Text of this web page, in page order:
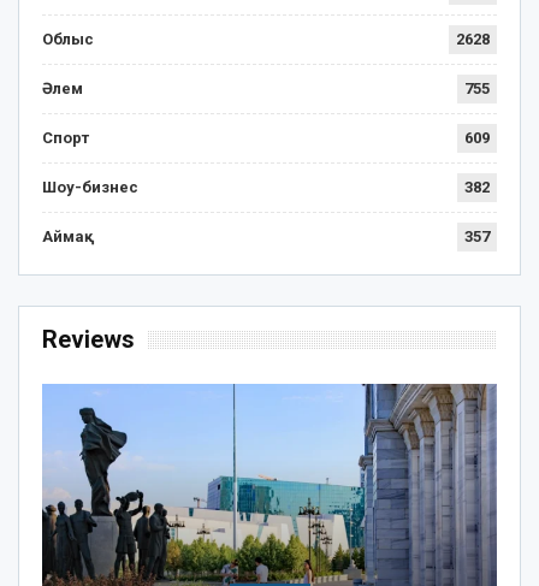
Облыс 2628
Әлем 755
Спорт 609
Шоу-бизнес 382
Аймақ 357
Reviews